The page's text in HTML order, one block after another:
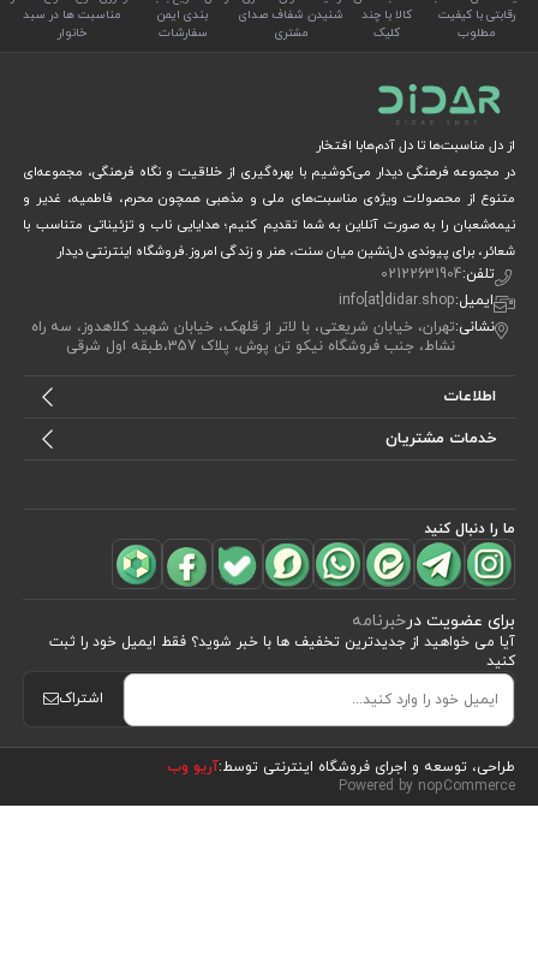
مشاهده محصولات(7)
رقابتی با کیفیت
مطلوب
کالا با چند
کلیک
شنیدن شفاف صدای
مشتری
بندی ایمن
سفارشات
مناسبت ها در سبد
خانوار
از دل مناسبت‌ها تا دل آدم‌هابا افتخار
در مجموعه فرهنگی دیدار می‌کوشیم با بهره‌گیری از خلاقیت و نگاه فرهنگی، مجموعه‌ای
متنوع از محصولات ویژه‌ی مناسبت‌های ملی و مذهبی همچون محرم، فاطمیه، غدیر و
نیمه‌شعبان را به صورت آنلاین به شما تقدیم کنیم؛ هدایایی ناب و تزئیناتی متناسب با
شعائر، برای پیوندی دل‌نشین میان سنت، هنر و زندگی امروز.فروشگاه اینترنتی دیدار
تلفن:02122631904
ایمیل:info[at]didar.shop
نشانی:تهران، خیابان شریعتی، با لاتر از قلهک، خیابان شهید کلاهدوز، سه راه
نشاط، جنب فروشگاه نیکو تن پوش، پلاک 357،طبقه اول شرقی
اطلاعات
خدمات مشتریان
ما را دنبال کنید
برای عضویت درخبرنامه
آیا می خواهید از جدید‌ترین تخفیف‌ ها با‌ خبر شوید؟ فقط ایمیل خود را ثبت
کنید
اشتراک
طراحی، توسعه و اجرای فروشگاه اینترنتی توسط:آریو وب
Powered by nopCommerce